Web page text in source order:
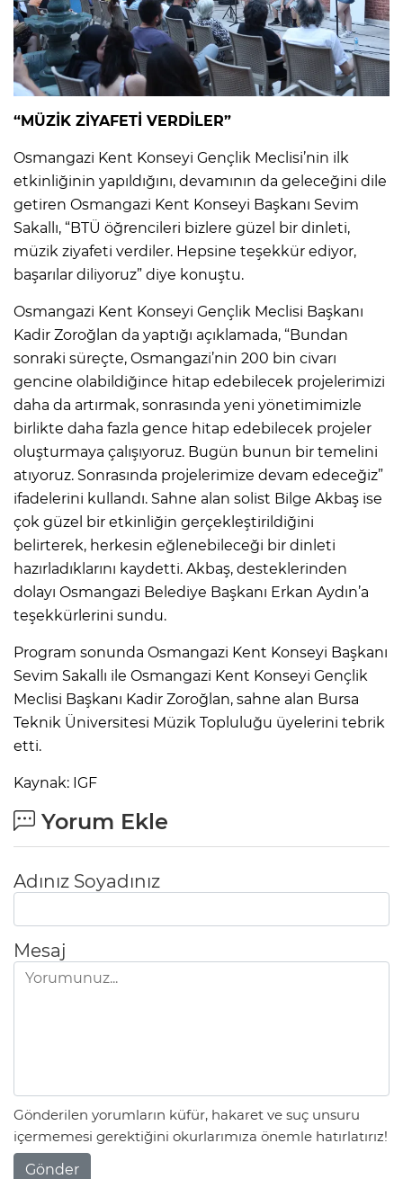
“MÜZİK ZİYAFETİ VERDİLER”
Osmangazi Kent Konseyi Gençlik Meclisi’nin ilk
etkinliğinin yapıldığını, devamının da geleceğini dile
getiren Osmangazi Kent Konseyi Başkanı Sevim
Sakallı, “BTÜ öğrencileri bizlere güzel bir dinleti,
müzik ziyafeti verdiler. Hepsine teşekkür ediyor,
başarılar diliyoruz” diye konuştu.
Osmangazi Kent Konseyi Gençlik Meclisi Başkanı
Kadir Zoroğlan da yaptığı açıklamada, “Bundan
sonraki süreçte, Osmangazi’nin 200 bin civarı
gencine olabildiğince hitap edebilecek projelerimizi
daha da artırmak, sonrasında yeni yönetimimizle
birlikte daha fazla gence hitap edebilecek projeler
oluşturmaya çalışıyoruz. Bugün bunun bir temelini
atıyoruz. Sonrasında projelerimize devam edeceğiz”
ifadelerini kullandı. Sahne alan solist Bilge Akbaş ise
çok güzel bir etkinliğin gerçekleştirildiğini
belirterek, herkesin eğlenebileceği bir dinleti
hazırladıklarını kaydetti. Akbaş, desteklerinden
dolayı Osmangazi Belediye Başkanı Erkan Aydın’a
teşekkürlerini sundu.
Program sonunda Osmangazi Kent Konseyi Başkanı
Sevim Sakallı ile Osmangazi Kent Konseyi Gençlik
Meclisi Başkanı Kadir Zoroğlan, sahne alan Bursa
Teknik Üniversitesi Müzik Topluluğu üyelerini tebrik
etti.
Kaynak: IGF
Yorum Ekle
Adınız Soyadınız
Mesaj
Gönderilen yorumların küfür, hakaret ve suç unsuru
içermemesi gerektiğini okurlarımıza önemle hatırlatırız!
Gönder